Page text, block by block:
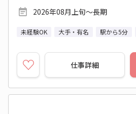
2026年08月上旬～長期
未経験OK 大手・有名 駅から5分
仕事詳細